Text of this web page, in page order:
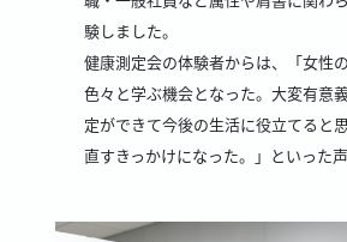
験しました。
健康測定会の体験者からは、「女性
色々と学ぶ機会となった。大変有意
定ができて今後の生活に役立てると
直すきっかけになった。」といった